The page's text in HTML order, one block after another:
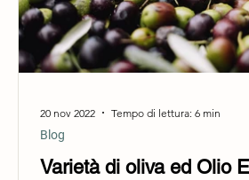
Varietà di oliva ed Olio
Blog
20 nov 2022 Tempo di lettura: 6 min